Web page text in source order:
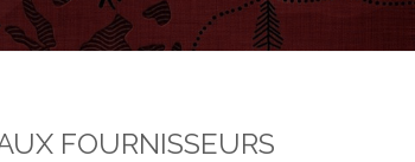
FOURNISSEURS